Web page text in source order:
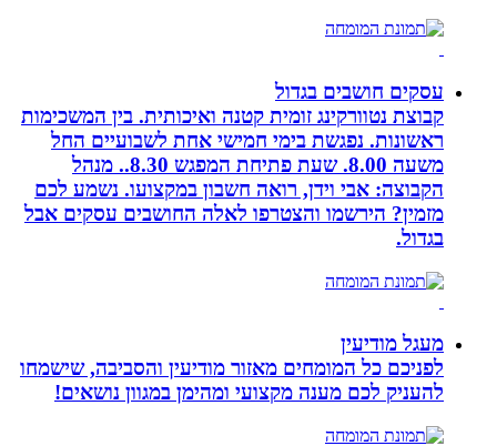
עסקים חושבים בגדול
קבוצת נטוורקינג זומית קטנה ואיכותית. בין המשכימות
ראשונות. נפגשת בימי חמישי אחת לשבועיים החל
משעה 8.00. שעת פתיחת המפגש 8.30.. מנהל
הקבוצה: אבי וידן, רואה חשבון במקצועו. נשמע לכם
מזמין? הירשמו והצטרפו לאלה החושבים עסקים אבל
בגדול.
מעגל מודיעין
לפניכם כל המומחים מאזור מודיעין והסביבה, שישמחו
להעניק לכם מענה מקצועי ומהימן במגוון נושאים!